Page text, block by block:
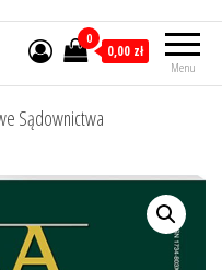
Menu
0
0,00 zł
Sądownictwa